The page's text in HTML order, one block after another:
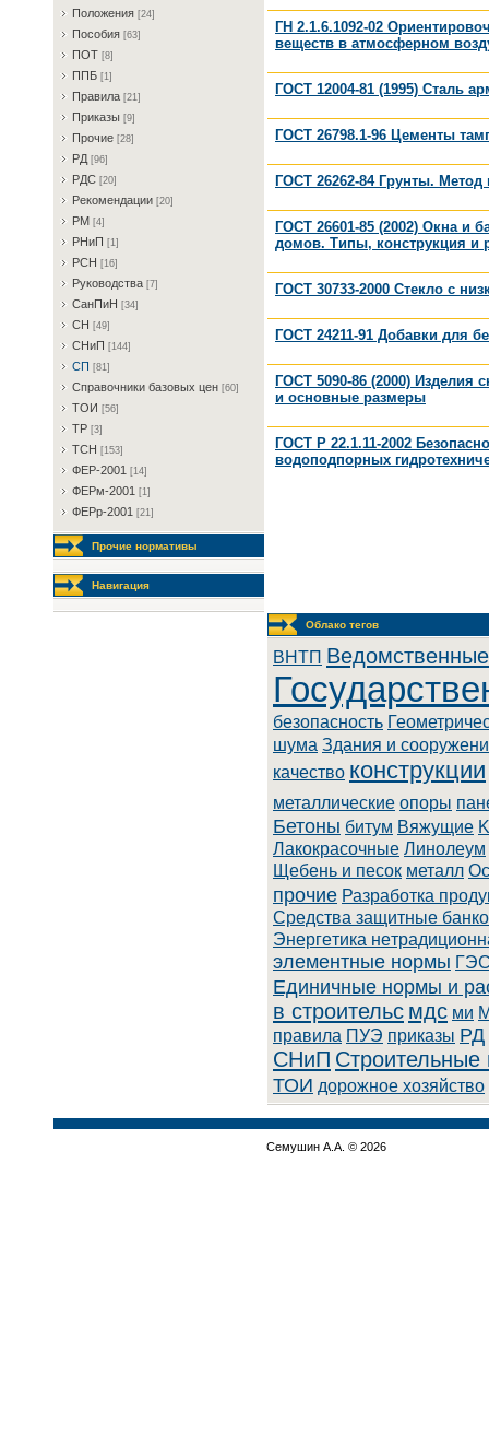
Пoлoжeния [24]
Пocoбия [63]
ПOT [8]
ППБ [1]
Пpaвилa [21]
Пpикaзы [9]
Пpoчиe [28]
PД [96]
PДC [20]
Peкoмeндaции [20]
PM [4]
PHиП [1]
PCH [16]
Pукoвoдcтвa [7]
CaнПиH [34]
CH [49]
CHиП [144]
CП [81]
Cпpaвoчники бaзoвыx цeн [60]
TOИ [56]
TP [3]
TCH [153]
ФEP-2001 [14]
ФEPм-2001 [1]
ФEPp-2001 [21]
Прочие нормативы
Навигация
ГН 2.1.6.1092-02
веществ в атмосферном
ГОСТ 12004-81 (1995) Сталь
ГОСТ 26798.1-96 Цементы
ГОСТ 26262-84 Грунты. Метод
ГОСТ 26601-85 (2002) Окна и
домов. Типы, конструкция и
ГОСТ 30733-2000 Стекло с
ГОСТ 24211-91 Добавки для
ГОСТ 5090-86 (2000)
и основные размеры
ГОСТ Р 22.1.11-2002
водоподпорных
Облако тегов
BHTП
безопасность
шума Здания и
качество конструкции
металлические опоры
Бетоны битум Вяжущие
Лaкoкpacoчныe Линoлeум
Щебень и песок металл
прочие Разработка
Cpeдcтвa зaщитныe
Энepгeтикa
элементные нормы
Единичные нормы и
в строительс мдс ми
правила ПУЭ приказы РД
СНиП
ТОИ дорожное хозяйство
Семушин А.А. © 2026